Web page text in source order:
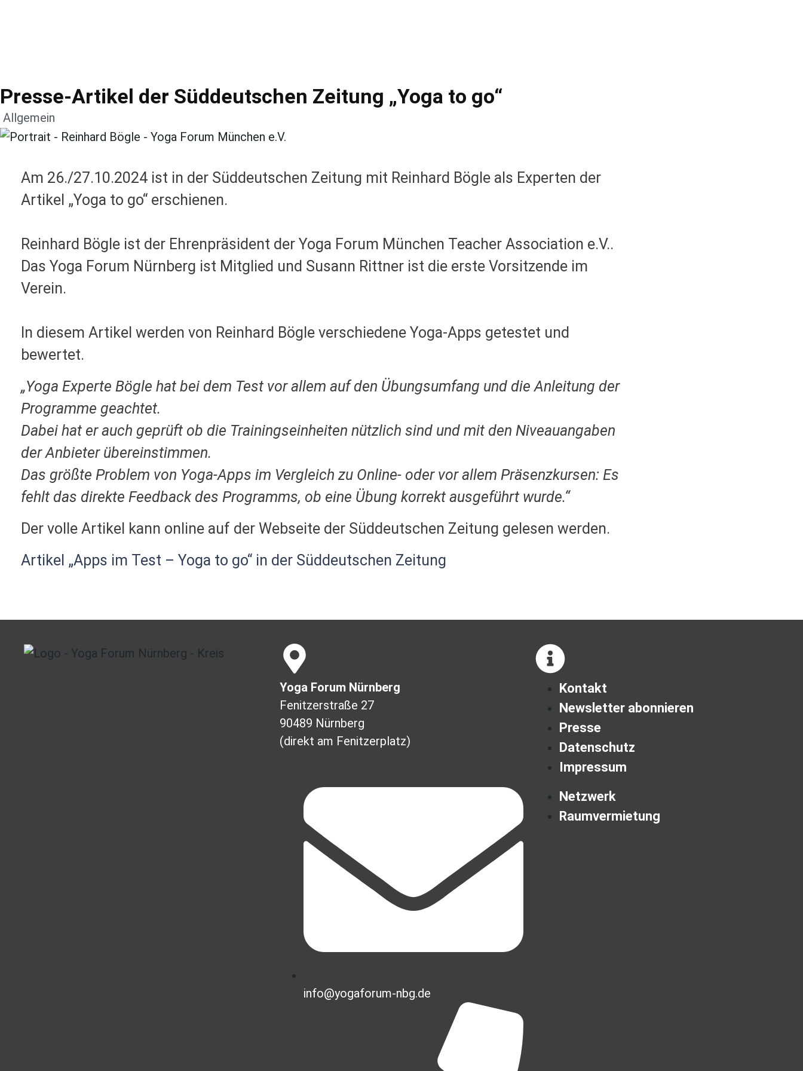
Presse-Artikel der Süddeutschen Zeitung „Yoga to go“
Allgemein
Am 26./27.10.2024 ist in der Süddeutschen Zeitung mit Reinhard Bögle als Experten der
Artikel „Yoga to go“ erschienen.
Reinhard Bögle ist der Ehrenpräsident der Yoga Forum München Teacher Association e.V..
Das Yoga Forum Nürnberg ist Mitglied und Susann Rittner ist die erste Vorsitzende im
Verein.
In diesem Artikel werden von Reinhard Bögle verschiedene Yoga-Apps getestet und
bewertet.
„Yoga Experte Bögle hat bei dem Test vor allem auf den Übungsumfang und die Anleitung der
Programme geachtet.
Dabei hat er auch geprüft ob die Trainingseinheiten nützlich sind und mit den Niveauangaben
der Anbieter übereinstimmen.
Das größte Problem von Yoga-Apps im Vergleich zu Online- oder vor allem Präsenzkursen: Es
fehlt das direkte Feedback des Programms, ob eine Übung korrekt ausgeführt wurde.“
Der volle Artikel kann online auf der Webseite der Süddeutschen Zeitung gelesen werden.
Artikel „Apps im Test – Yoga to go“ in der Süddeutschen Zeitung
Yoga Forum Nürnberg
Fenitzerstraße 27
90489 Nürnberg
(direkt am Fenitzerplatz)
info@yogaforum-nbg.de
Kontakt
Newsletter abonnieren
Presse
Datenschutz
Impressum
Netzwerk
Raumvermietung